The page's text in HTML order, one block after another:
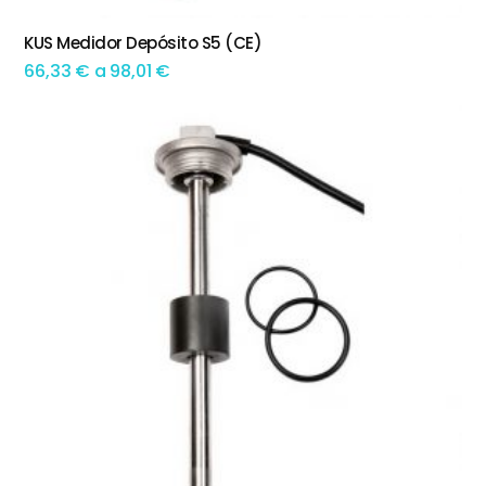
TEM OPÇÕES
KUS Medidor Depósito S5 (CE)
66,33 € a 98,01 €
66,33 €
through
98,01 €